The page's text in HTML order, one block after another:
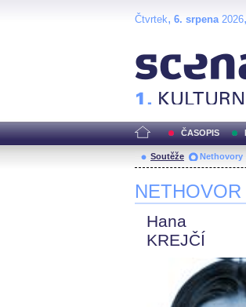
Čtvrtek, 6. srpena2026
ČASOPIS
Soutěže Nethovory
NETHOVOR
Hana
KREJČÍ